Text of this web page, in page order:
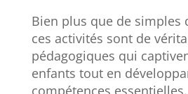
Bien plus que de simples
ces activités sont de
pédagogiques qui
enfants tout en
compétences essentielles.